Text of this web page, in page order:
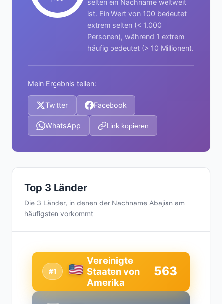
selten ein Nachname weltweit
ist. Ein Wert von 100 bedeutet
extrem selten (< 1.000
Personen), während 1 extrem
häufig bedeutet (> 10 Millionen).
Mein Ergebnis teilen:
Twitter Facebook
WhatsApp Link kopieren
Top 3 Länder
Die 3 Länder, in denen der Nachname Abajian am
häufigsten vorkommt
#1
Vereinigte
Staaten von
Amerika
563